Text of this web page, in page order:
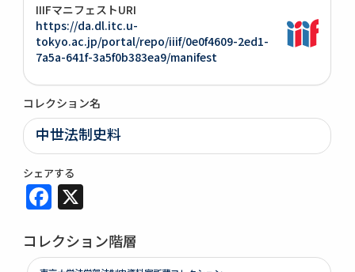
IIIFマニフェストURI
https://da.dl.itc.u-
tokyo.ac.jp/portal/repo/iiif/0e0f4609-2ed1-
7a5a-641f-3a5f0b383ea9/manifest
コレクション名
中世法制史料
シェアする
Facebook
コレクション階層